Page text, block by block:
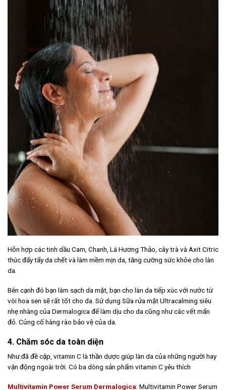
Hỗn hợp các tinh dầu Cam, Chanh, Lá Hương Thảo, cây trà và Axit Citric
thúc đẩy tẩy da chết và làm mềm mịn da, tăng cường sức khỏe cho làn
da.
Bên cạnh đó bạn làm sạch da mặt, bạn cho làn da tiếp xúc với nước từ
vòi hoa sen sẽ rất tốt cho da. Sử dụng Sữa rửa mặt Ultracalming siêu
nhẹ nhàng của Dermalogica để làm dịu cho da cũng như các vết mẩn
đỏ. Củng cố hàng rào bảo vệ của da.
4. Chăm sóc da toàn diện
Như đã đề cập, vitamin C là thần dược giúp làn da của những người hay
vận động ngoài trời. Có ba dòng sản phẩm vitamin C yêu thích
Multivitamin Power Serum Dermalogica: Multivitamin Power Serum